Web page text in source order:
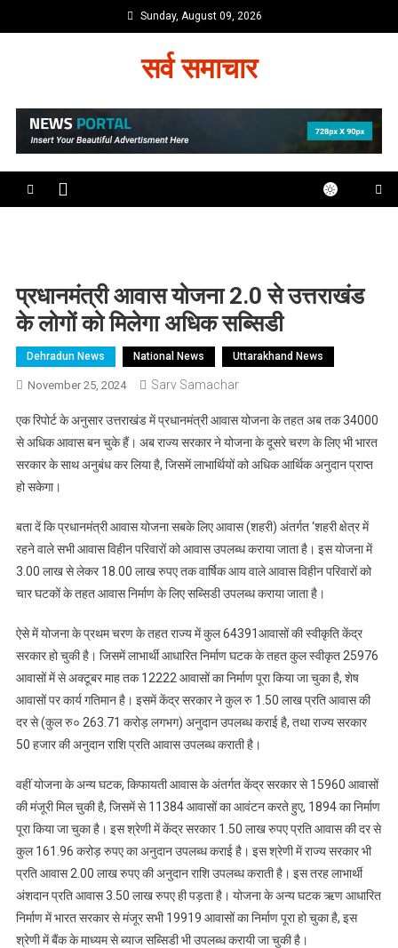
to
Sunday, August 09, 2026
सर्व समाचार
प्रधानमंत्री आवास योजना 2.0 से उत्तराखंड
के लोगों को मिलेगा अधिक सब्सिडी
Dehradun News National News Uttarakhand News
November 25, 2024 Sarv Samachar
एक रिपोर्ट के अनुसार उत्तराखंड में प्रधानमंत्री आवास योजना के तहत अब तक 34000
से अधिक आवास बन चुके हैं। अब राज्य सरकार ने योजना के दूसरे चरण के लिए भी भारत
सरकार के साथ अनुबंध कर लिया है, जिसमें लाभार्थियों को अधिक आर्थिक अनुदान प्राप्त
हो सकेगा।
बता दें कि प्रधानमंत्री आवास योजना सबके लिए आवास (शहरी) अंतर्गत ‘शहरी क्षेत्र में
रहने वाले सभी आवास विहीन परिवारों को आवास उपलब्ध कराया जाता है। इस योजना में
3.00 लाख से लेकर 18.00 लाख रुपए तक वार्षिक आय वाले आवास विहीन परिवारों को
चार घटकों के तहत आवास निर्माण के लिए सब्सिडी उपलब्ध कराया जाता है।
ऐसे में योजना के प्रथम चरण के तहत राज्य में कुल 64391आवासों की स्वीकृति केंद्र
सरकार हो चुकी है। जिसमें लाभार्थी आधारित निर्माण घटक के तहत कुल स्वीकृत 25976
आवासों में से अक्टूबर माह तक 12222 आवासों का निर्माण पूरा किया जा चुका है, शेष
आवासों पर कार्य गतिमान है। इसमें केंद्र सरकार ने कुल रु 1.50 लाख प्रति आवास की
दर से (कुल रु० 263.71 करोड़ लगभग) अनुदान उपलब्ध कराई है, तथा राज्य सरकार
50 हजार की अनुदान राशि प्रति आवास उपलब्ध कराती है।
वहीं योजना के अन्य घटक, किफायती आवास के अंतर्गत केंद्र सरकार से 15960 आवासों
की मंजूरी मिल चुकी है, जिसमें से 11384 आवासों का आवंटन करते हुए, 1894 का निर्माण
पूरा किया जा चुका है। इस श्रेणी में केंद्र सरकार 1.50 लाख रुपए प्रति आवास की दर से
कुल 161.96 करोड़ रुपए का अनुदान उपलब्ध कराई है। इस श्रेणी में राज्य सरकार भी
प्रति आवास 2.00 लाख रुपए की अनुदान राशि उपलब्ध कराती है। इस तरह लाभार्थी
अंशदान प्रति आवास 3.50 लाख रुपए ही पड़ता है। योजना के अन्य घटक ऋण आधारित
निर्माण में भारत सरकार से मंजूर सभी 19919 आवासों का निर्माण पूरा हो चुका है, इस
श्रेणी में बैंक के माध्यम से ब्याज सब्सिडी भी उपलब्ध करायी जा चुकी है।